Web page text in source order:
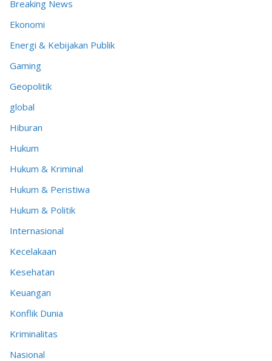
Breaking News
Ekonomi
Energi & Kebijakan Publik
Gaming
Geopolitik
global
Hiburan
Hukum
Hukum & Kriminal
Hukum & Peristiwa
Hukum & Politik
Internasional
Kecelakaan
Kesehatan
Keuangan
Konflik Dunia
Kriminalitas
Nasional